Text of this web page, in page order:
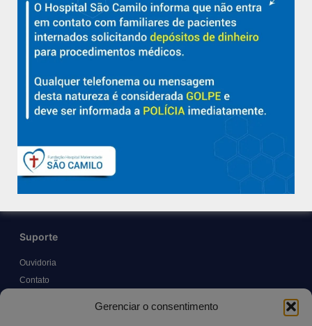
Gerenciar o consentimento
Sobre
Nossa História e Fundador
Políticas e Normas
Trabalhe Conosco
Suporte
Ouvidoria
Contato